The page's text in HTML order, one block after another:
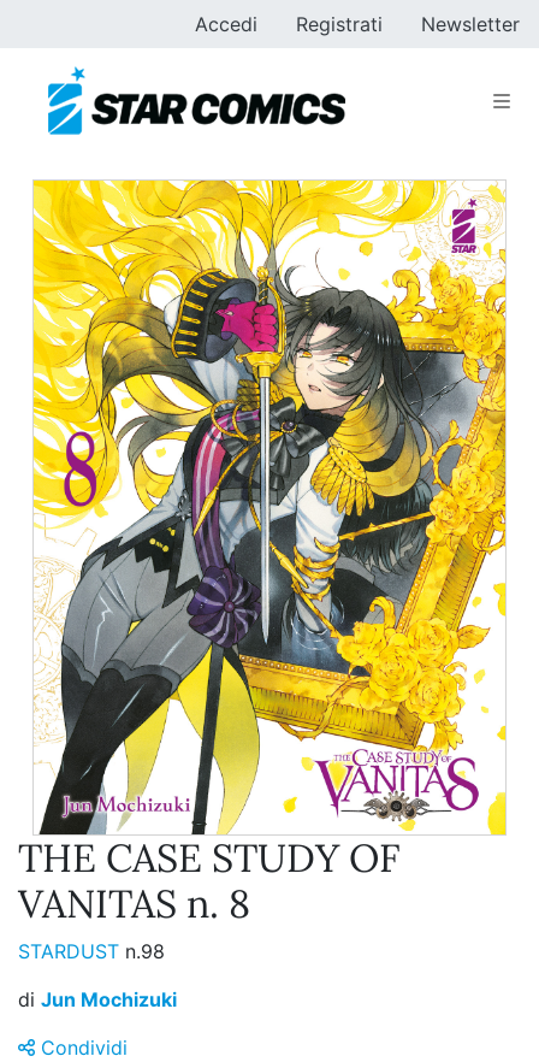
Accedi Registrati Newsletter
THE CASE STUDY OF
VANITAS n. 8
STARDUST n.98
di Jun Mochizuki
Condividi